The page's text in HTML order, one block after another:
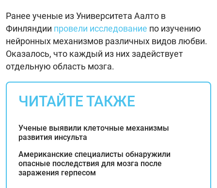
Ранее ученые из Университета Аалто в
Финляндии провели исследование по изучению
нейронных механизмов различных видов любви.
Оказалось, что каждый из них задействует
отдельную область мозга.
ЧИТАЙТЕ ТАКЖЕ
Ученые выявили клеточные механизмы
развития инсульта
Американские специалисты обнаружили
опасные последствия для мозга после
заражения герпесом